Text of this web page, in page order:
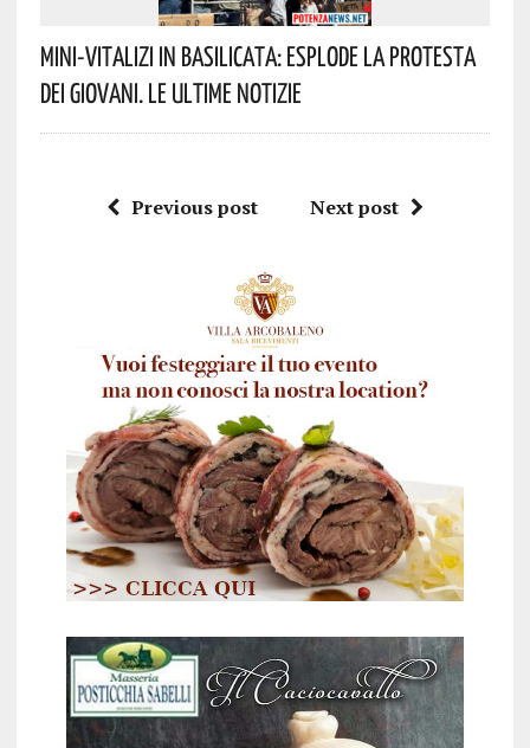
Mini-Vitalizi In Basilicata: Esplode La Protesta
Dei Giovani. Le Ultime Notizie
Previous post Next post